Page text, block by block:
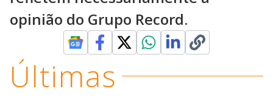
opinião do Grupo Record.
Últimas